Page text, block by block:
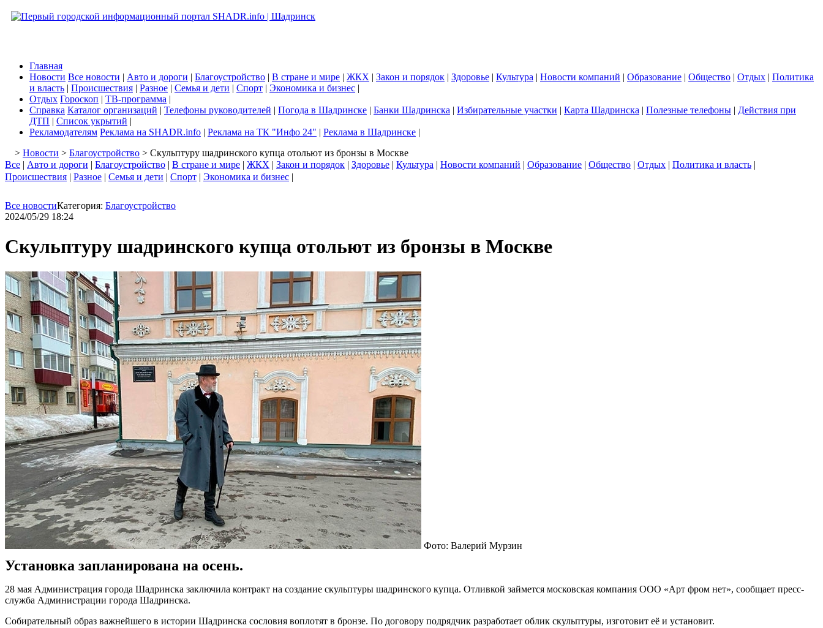
Главная
Новости Все новости | Авто и дороги | Благоустройство | В стране и мире | ЖКХ | Закон и порядок | Здоровье | Культура | Новости компаний | Образование | Общество | Отдых | Политика
и власть | Происшествия | Разное | Семья и дети | Спорт | Экономика и бизнес |
Отдых Гороскоп | ТВ-программа |
Справка Каталог организаций | Телефоны руководителей | Погода в Шадринске | Банки Шадринска | Избирательные участки | Карта Шадринска | Полезные телефоны | Действия при
ДТП | Список укрытий |
Рекламодателям Реклама на SHADR.info | Реклама на ТК "Инфо 24" | Реклама в Шадринске |
> Новости > Благоустройство > Скульптуру шадринского купца отольют из бронзы в Москве
Все | Авто и дороги | Благоустройство | В стране и мире | ЖКХ | Закон и порядок | Здоровье | Культура | Новости компаний | Образование | Общество | Отдых | Политика и власть |
Происшествия | Разное | Семья и дети | Спорт | Экономика и бизнес |
Все новостиКатегория: Благоустройство
2024/05/29 18:24
Скульптуру шадринского купца отольют из бронзы в Москве
Фото: Валерий Мурзин
Установка запланирована на осень.
28 мая Администрация города Шадринска заключила контракт на создание скульптуры шадринского купца. Отливкой займется московская компания ООО «Арт фром нет», сообщает пресс-
служба Администрации города Шадринска.
Собирательный образ важнейшего в истории Шадринска сословия воплотят в бронзе. По договору подрядчик разработает облик скульптуры, изготовит её и установит.